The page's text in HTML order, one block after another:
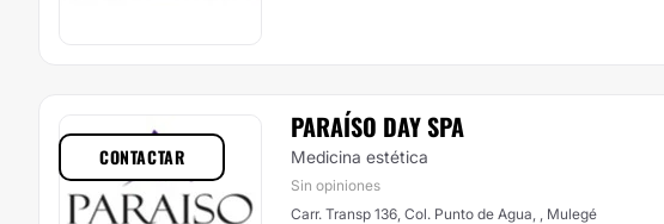
PARAÍSO DAY SPA
Medicina estética
Sin opiniones
Carr. Transp 136, Col. Punto de Agua, , Mulegé
CONTACTAR